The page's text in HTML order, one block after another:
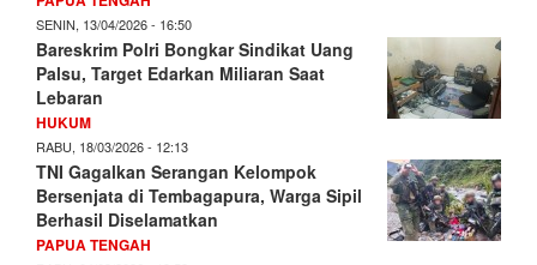
SENIN, 13/04/2026 - 16:50
Bareskrim Polri Bongkar Sindikat Uang
Palsu, Target Edarkan Miliaran Saat
Lebaran
HUKUM
RABU, 18/03/2026 - 12:13
TNI Gagalkan Serangan Kelompok
Bersenjata di Tembagapura, Warga Sipil
Berhasil Diselamatkan
PAPUA TENGAH